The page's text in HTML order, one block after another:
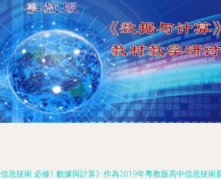
息技術 必修1 數據與計算》作為2019年粵教版高中信息技術